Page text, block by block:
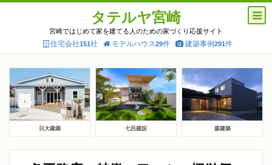
タテルヤ宮崎
宮崎ではじめて家を建てる人のための家づくり応援サイト
住宅会社151社 モデルハウス29件 建築事例291件
日大建築 七呂建設 森建築